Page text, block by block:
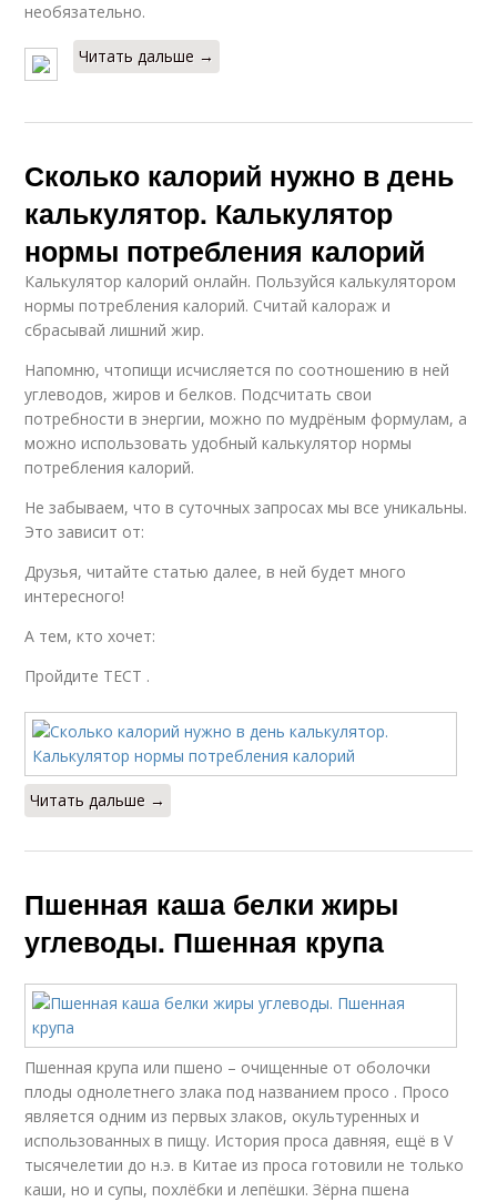
необязательно.
Читать дальше →
Сколько калорий нужно в день
калькулятор. Калькулятор
нормы потребления калорий
Калькулятор калорий онлайн. Пользуйся калькулятором
нормы потребления калорий. Считай калораж и
сбрасывай лишний жир.
Напомню, чтопищи исчисляется по соотношению в ней
углеводов, жиров и белков. Подсчитать свои
потребности в энергии, можно по мудрёным формулам, а
можно использовать удобный калькулятор нормы
потребления калорий.
Не забываем, что в суточных запросах мы все уникальны.
Это зависит от:
Друзья, читайте статью далее, в ней будет много
интересного!
А тем, кто хочет:
Пройдите ТЕСТ .
Читать дальше →
Пшенная каша белки жиры
углеводы. Пшенная крупа
Пшенная крупа или пшено – очищенные от оболочки
плоды однолетнего злака под названием просо . Просо
является одним из первых злаков, окультуренных и
использованных в пищу. История проса давняя, ещё в V
тысячелетии до н.э. в Китае из проса готовили не только
каши, но и супы, похлёбки и лепёшки. Зёрна пшена